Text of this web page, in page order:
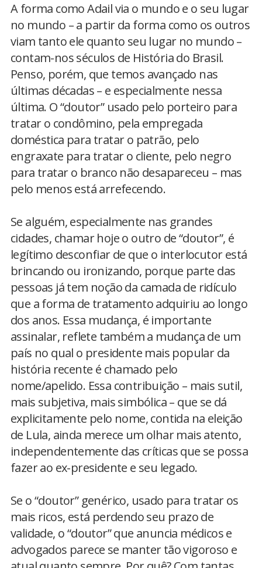
A forma como Adail via o mundo e o seu lugar
no mundo – a partir da forma como os outros
viam tanto ele quanto seu lugar no mundo –
contam-nos séculos de História do Brasil.
Penso, porém, que temos avançado nas
últimas décadas – e especialmente nessa
última. O “doutor” usado pelo porteiro para
tratar o condômino, pela empregada
doméstica para tratar o patrão, pelo
engraxate para tratar o cliente, pelo negro
para tratar o branco não desapareceu – mas
pelo menos está arrefecendo.
Se alguém, especialmente nas grandes
cidades, chamar hoje o outro de “doutor”, é
legítimo desconfiar de que o interlocutor está
brincando ou ironizando, porque parte das
pessoas já tem noção da camada de ridículo
que a forma de tratamento adquiriu ao longo
dos anos. Essa mudança, é importante
assinalar, reflete também a mudança de um
país no qual o presidente mais popular da
história recente é chamado pelo
nome/apelido. Essa contribuição – mais sutil,
mais subjetiva, mais simbólica – que se dá
explicitamente pelo nome, contida na eleição
de Lula, ainda merece um olhar mais atento,
independentemente das críticas que se possa
fazer ao ex-presidente e seu legado.
Se o “doutor” genérico, usado para tratar os
mais ricos, está perdendo seu prazo de
validade, o “doutor” que anuncia médicos e
advogados parece se manter tão vigoroso e